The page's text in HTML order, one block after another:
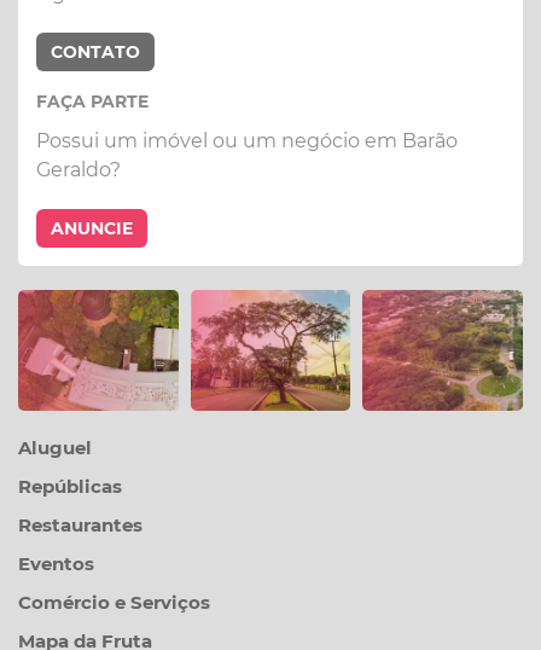
CONTATO
FAÇA PARTE
Possui um imóvel ou um negócio em Barão
Geraldo?
ANUNCIE
Aluguel
Repúblicas
Restaurantes
Eventos
Comércio e Serviços
Mapa da Fruta